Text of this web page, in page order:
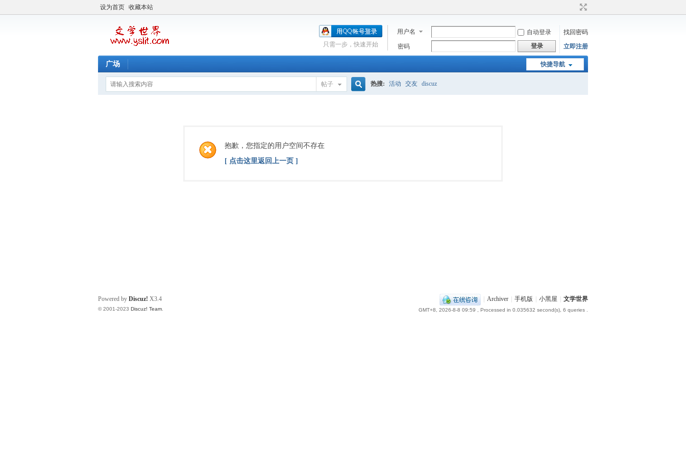
设为首页 收藏本站
用户名 自动登录
找回密码
密码
登录 立即注册
只需一步，快速开始
快捷导航
广场
帖子 热搜: 活动 交友 discuz
抱歉，您指定的用户空间不存在
[ 点击这里返回上一页 ]
Archiver 手机版 小黑屋 文学世界
GMT+8, 2026-8-8 09:59 , Processed in 0.035632 second(s), 6 queries .
Powered by Discuz! X3.4
© 2001-2023 Discuz! Team